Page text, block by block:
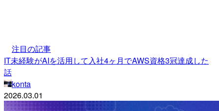
注目の記事
IT未経験がAIを活用して入社4ヶ月でAWS資格3冠達成した
話
konta
2026.03.01